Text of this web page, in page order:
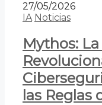
27/05/2026
IA Noticias
Mythos:
las Reglas